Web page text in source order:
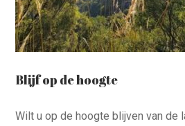
Blijf op de hoogte
Wilt u op de hoogte blijven van de